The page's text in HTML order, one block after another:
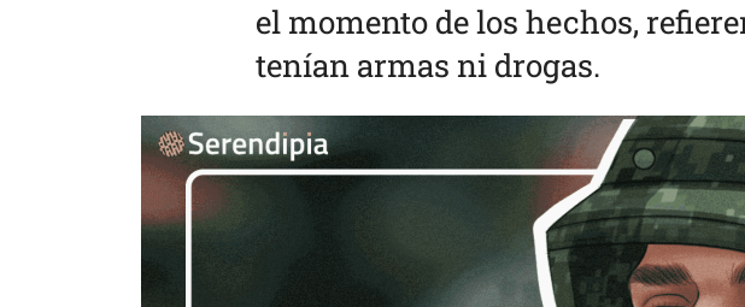
el momento de los hechos,
tenían armas ni drogas.